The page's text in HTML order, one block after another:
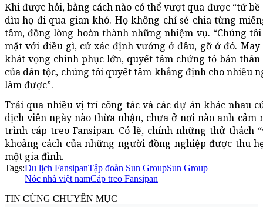
Khi được hỏi, bằng cách nào có thể vượt qua được “tứ
dìu họ đi qua gian khó. Họ không chỉ sẻ chia từng
tâm, đồng lòng hoàn thành những nhiệm vụ. “Chúng
mặt với điều gì, cứ xác định vướng ở đâu, gỡ ở đó.
khát vọng chinh phục lớn, quyết tâm chứng tỏ bản
của dân tộc, chúng tôi quyết tâm khẳng định cho nhiều
làm được”.
Trải qua nhiều vị trí công tác và các dự án khác nhau
dịch viên ngày nào thừa nhận, chưa ở nơi nào anh
trình cáp treo Fansipan. Có lẽ, chính những thử thách
khoảng cách của những người đồng nghiệp được thu
một gia đình.
Tags:Du lịch FansipanTập đoàn Sun GroupSun Group
Nóc nhà việt namCáp treo Fansipan
TIN CÙNG CHUYÊN MỤC